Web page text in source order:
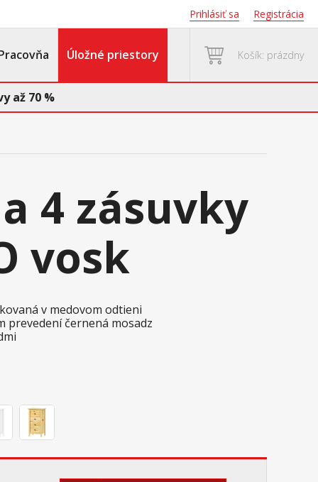
Prihlásiť sa Registrácia
Úložné priestory Košík: prázdny
až 70 %
4 zásuvky
vosk
v medovom odtieni
prevedení černená mosadz